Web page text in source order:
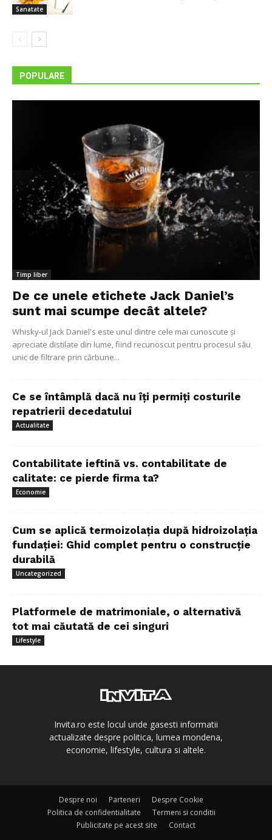
Sanatate
POPULARE
Timp liber
De ce unele etichete Jack Daniel’s
sunt mai scumpe decât altele?
Whisky-ul Jack Daniel's este unul dintre cele mai cunoscute și
apreciate distilate din lume, fiind recunoscut pentru procesul său
unic de filtrare prin cărbune...
Ce se întâmplă dacă nu îți permiți costurile
repatrierii decedatului
Actualitate
Contabilitate ieftină vs. contabilitate de
calitate: ce pierde firma ta?
Economie
Cum se aplică termoizolația după hidroizolația
fundației: Ghid complet pentru o construcție
durabilă
Uncategorized
Platformele de matrimoniale, o alternativă
tot mai căutată de cei singuri
Lifestyle
Invita.ro este locul unde gasesti informatii
actualizate despre politica, lumea mondena,
economie, lifestyle, cultura si altele.
Despre noi Parteneri
Despre Cookie
Politica de confidentialitate
Termeni si conditii
Publicitate pe acest site
Contact